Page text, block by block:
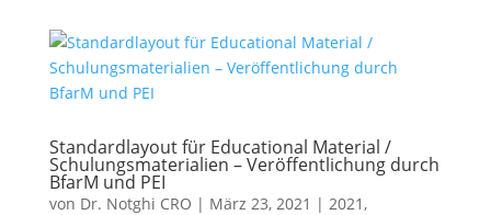
Standardlayout für Educational Material /
Schulungsmaterialien – Veröffentlichung durch
BfarM und PEI
von Dr. Notghi CRO | März 23, 2021 | 2021,